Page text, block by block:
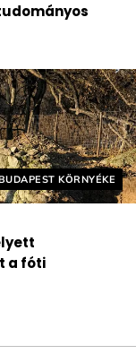
címkék:
KÖRNYÉKE
a fóti